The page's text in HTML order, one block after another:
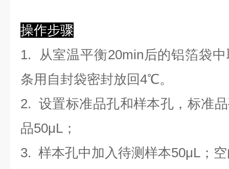
操作步骤
1. 从室温平衡20min后的铝箔袋
条用自封袋密封放回4℃。
2. 设置标准品孔和样本孔，标准
品50μL；
3. 样本孔中加 入待测样本50μL；